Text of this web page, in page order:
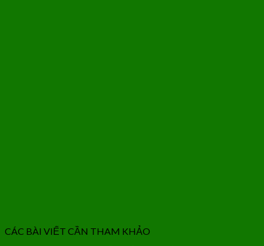
CÁC BÀI VIẾT CẦN THAM KHẢO